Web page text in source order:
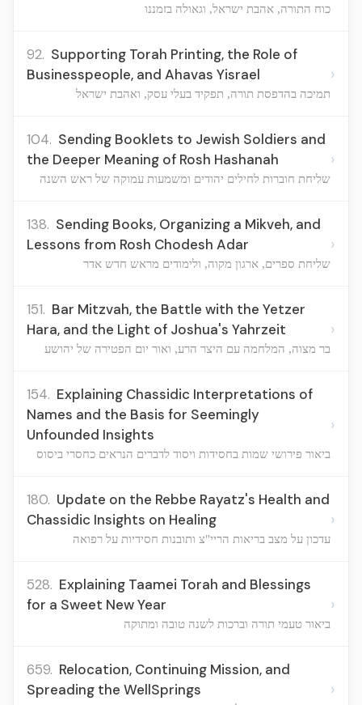
כוח התורה, אהבת ישראל, וגאולה בזמננו
92. Supporting Torah Printing, the Role of
Businesspeople, and Ahavas Yisrael
תמיכה בהדפסת תורה, תפקיד בעלי עסק, ואהבת ישראל
›
104. Sending Booklets to Jewish Soldiers and
the Deeper Meaning of Rosh Hashanah
שליחת חוברות לחילים יהודים ומשמעות עמוקה של ראש השנה
›
138. Sending Books, Organizing a Mikveh, and
Lessons from Rosh Chodesh Adar
שליחת ספרים, ארגון מקוה, ולימודים מראש חדש אדר
›
151. Bar Mitzvah, the Battle with the Yetzer
Hara, and the Light of Joshua's Yahrzeit
בר מצוה, המלחמה עם היצר הרע, ואור יום הפטירה של יהושע
›
154. Explaining Chassidic Interpretations of
Names and the Basis for Seemingly
Unfounded Insights
ביאור פירושי שמות בחסידות ויסוד לדברים הנראים כחסרי ביסוס
›
180. Update on the Rebbe Rayatz's Health and
Chassidic Insights on Healing
עדכון על מצב בריאות הריי"צ ותובנות חסידיות על רפואה
›
528. Explaining Taamei Torah and Blessings
for a Sweet New Year
ביאור טעמי תורה וברכות לשנה טובה ומתוקה
›
659. Relocation, Continuing Mission, and
Spreading the WellSprings
›